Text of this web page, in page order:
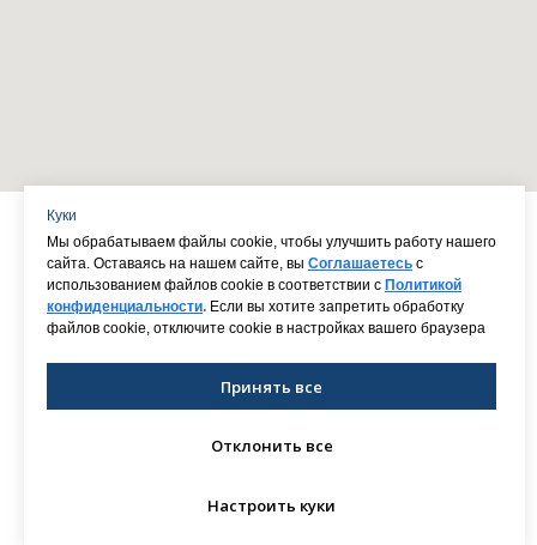
Куки
Мы обрабатываем файлы cookie, чтобы улучшить работу нашего
сайта. Оставаясь на нашем сайте, вы Соглашаетесь с
использованием файлов cookie в соответствии с Политикой
конфиденциальности. Если вы хотите запретить обработку
файлов cookie, отключите cookie в настройках вашего браузера
Принять все
Отклонить все
Настроить куки
Политика конфиденциальности